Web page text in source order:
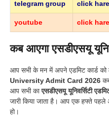
telegram group click hare
youtube click hare
कब आएगा एसडीएसयू
आप सभी के मन में अपने एडमिट कार्ड को
University Admit Card 2026
आप सभी काएसडीएसयू यूनिवर्सिटी
जारी किया जाता है । आप एक हफ्ते पहले
हो।